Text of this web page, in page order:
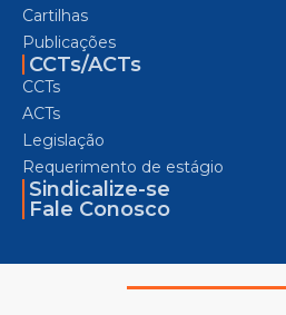
Cartilhas
Publicações
CCTs/ACTs
CCTs
ACTs
Legislação
Requerimento de estágio
Sindicalize-se
Fale Conosco